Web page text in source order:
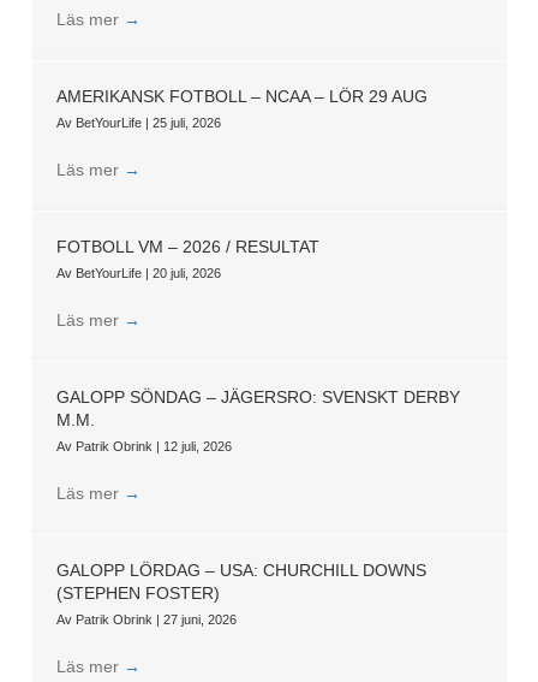
Läs mer →
AMERIKANSK FOTBOLL – NCAA – LÖR 29 AUG
Av BetYourLife | 25 juli, 2026
Läs mer →
FOTBOLL VM – 2026 / RESULTAT
Av BetYourLife | 20 juli, 2026
Läs mer →
GALOPP SÖNDAG – JÄGERSRO: SVENSKT DERBY
M.M.
Av Patrik Obrink | 12 juli, 2026
Läs mer →
GALOPP LÖRDAG – USA: CHURCHILL DOWNS
(STEPHEN FOSTER)
Av Patrik Obrink | 27 juni, 2026
Läs mer →